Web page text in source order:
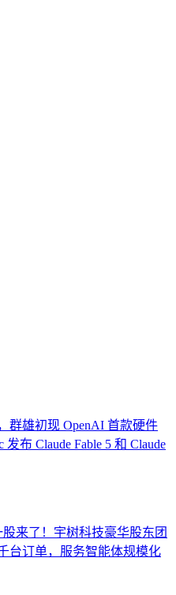
群雄初现 OpenAI 首款硬件
发布 Claude Fable 5 和 Claude
来了！宇树科技豪华股东团
台订单，服务智能体规模化